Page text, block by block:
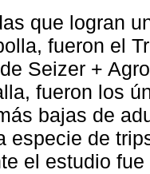
que logran
fueron el
Seizer +
fueron los
bajas de
especie de
el estudio fue